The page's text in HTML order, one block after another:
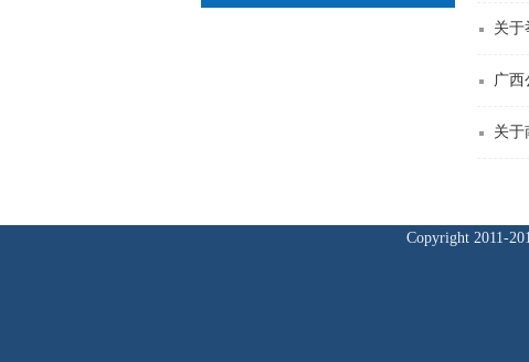
关于
广西
关于
Copyright 2011-